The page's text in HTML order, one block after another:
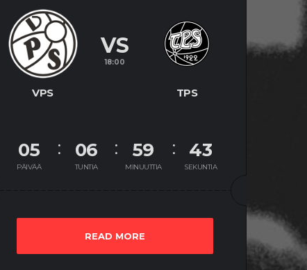
VPS TPS
VS
18:00
05
PÄIVÄÄ
06
TUNTIA
59
MINUUTTIA
42
SEKUNTIA
READ MORE